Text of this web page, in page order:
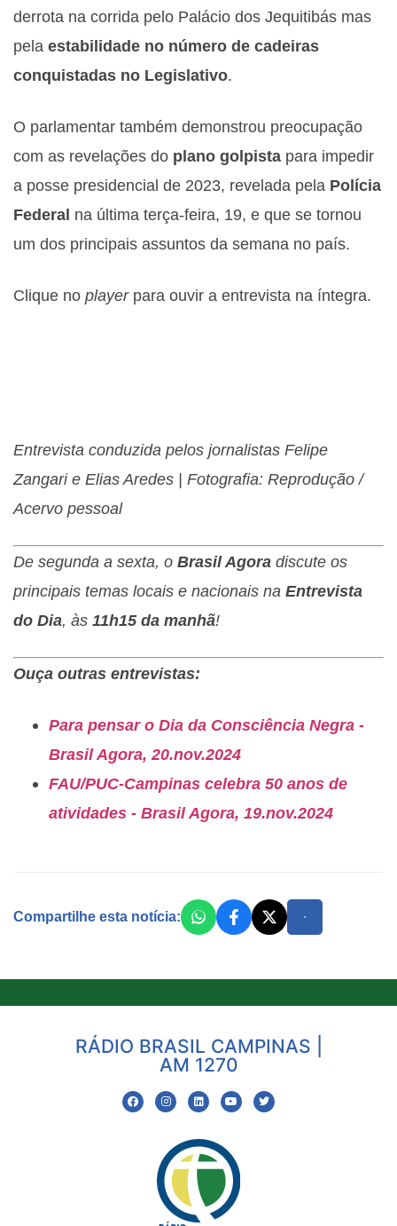
derrota na corrida pelo Palácio dos Jequitibás mas
pela estabilidade no número de cadeiras
conquistadas no Legislativo.
O parlamentar também demonstrou preocupação
com as revelações do plano golpista para impedir
a posse presidencial de 2023, revelada pela Polícia
Federal na última terça-feira, 19, e que se tornou
um dos principais assuntos da semana no país.
Clique no playerpara ouvir a entrevista na íntegra.
Entrevista conduzida pelos jornalistas Felipe
Zangari e Elias Aredes | Fotografia: Reprodução /
Acervo pessoal
De segunda a sexta, o Brasil Agora discute os
principais temas locais e nacionais na Entrevista
do Dia, às 11h15 da manhã!
Ouça outras entrevistas:
Para pensar o Dia da Consciência Negra -
Brasil Agora, 20.nov.2024
FAU/PUC-Campinas celebra 50 anos de
atividades - Brasil Agora, 19.nov.2024
Compartilhe esta notícia:
RÁDIO BRASIL CAMPINAS |
AM 1270